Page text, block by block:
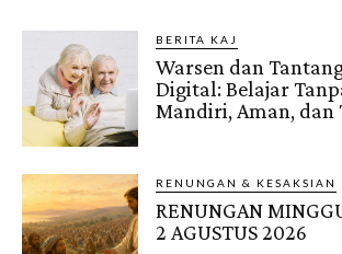
BERITA KAJ
Warsen dan
Digital: Belajar
Mandiri, Aman, dan
RENUNGAN & KESAKSIAN
RENUNGAN
2 AGUSTUS 2026